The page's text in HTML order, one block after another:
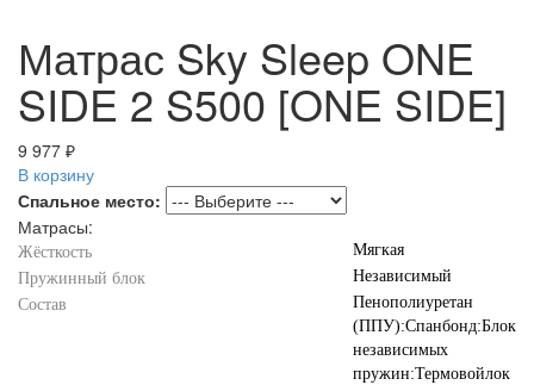
Матрас Sky Sleep ONE
SIDE 2 S500 [ONE SIDE]
9 977 ₽
В корзину
Спальное место:
Матрасы:
Жёсткость
Мягкая
Пружинный блок
Независимый
Состав
Пенополиуретан
(ППУ):Спанбонд:Блок
независимых
пружин:Термовойлок